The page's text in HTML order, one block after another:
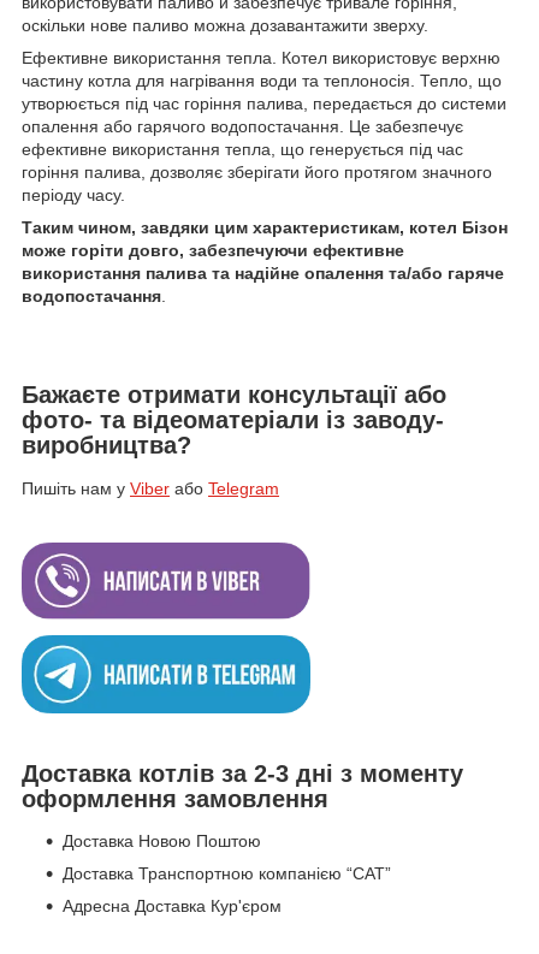
оскільки нове паливо можна дозавантажити зверху.
Ефективне використання тепла. Котел використовує верхню
частину котла для нагрівання води та теплоносія. Тепло, що
утворюється під час горіння палива, передається до системи
опалення або гарячого водопостачання. Це забезпечує
ефективне використання тепла, що генерується під час
горіння палива, дозволяє зберігати його протягом значного
періоду часу.
Таким чином, завдяки цим характеристикам, котел Бізон
може горіти довго, забезпечуючи ефективне
використання палива та надійне опалення та/або гаряче
водопостачання
Бажаєте отримати консультації або
фото- та відеоматеріали із заводу-
виробництва?
Пишіть нам у Viber або Telegram
Доставка котлів за 2-3 дні з моменту
оформлення замовлення
Доставка Новою Поштою
Доставка Транспортною компанією “САТ”
Адресна Доставка Кур'єром